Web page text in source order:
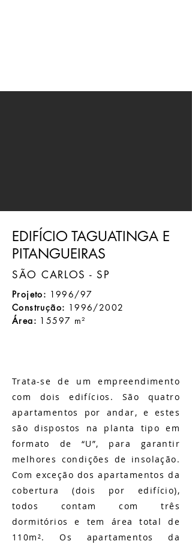
Trata-se de um empreendimento
com dois edifícios. São quatro
apartamentos por andar, e estes
são dispostos na planta tipo em
formato de “U”, para garantir
melhores condições de insolação.
Com exceção dos apartamentos da
cobertura (dois por edifício),
todos contam com três
dormitórios e tem área total de
110m². Os apartamentos da
SÃO CARLOS - SP
EDIFÍCIO TAGUATINGA E
PITANGUEIRAS
Projeto: 1996/97
Construção: 1996/2002
Área: 15597 m²